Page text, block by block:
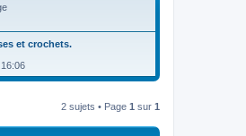
et crochets.
2 sujets • Page 1 sur 1